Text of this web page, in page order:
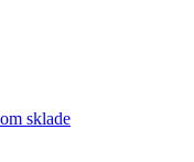
sklade